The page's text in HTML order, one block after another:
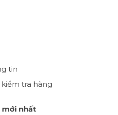
tin
tra hàng
mới nhất